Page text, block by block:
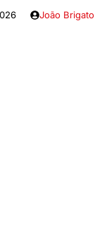
João Brigato